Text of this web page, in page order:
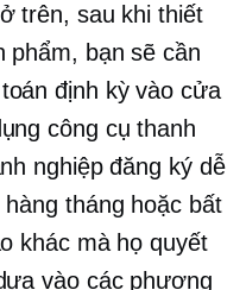
trên, sau khi thiết
phẩm, bạn sẽ cần
định kỳ vào cửa
công cụ thanh
nghiệp đăng ký dễ
tháng hoặc bất
khác mà họ quyết
vào các phương